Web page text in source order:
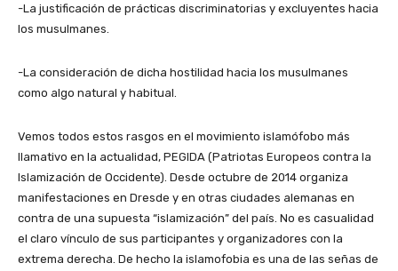
-La justificación de prácticas discriminatorias y excluyentes hacia
los musulmanes.
-La consideración de dicha hostilidad hacia los musulmanes
como algo natural y habitual.
Vemos todos estos rasgos en el movimiento islamófobo más
llamativo en la actualidad, PEGIDA (Patriotas Europeos contra la
Islamización de Occidente). Desde octubre de 2014 organiza
manifestaciones en Dresde y en otras ciudades alemanas en
contra de una supuesta “islamización” del país. No es casualidad
el claro vínculo de sus participantes y organizadores con la
extrema derecha. De hecho la islamofobia es una de las señas de